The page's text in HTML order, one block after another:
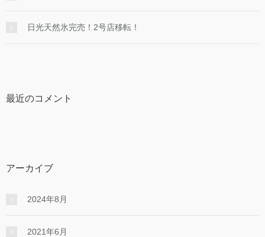
日光天然氷完売！2号店移転！
最近のコメント
アーカイブ
2024年8月
2021年6月